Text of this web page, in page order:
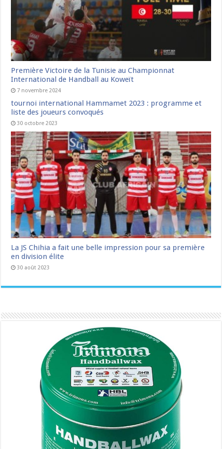
Première Victoire de la Tunisie au Championnat
International de Handball au Koweït
7 novembre 2024
tournoi international Hammamet 2023 : programme et
liste des joueurs convoqués
30 octobre 2023
La JS Chihia a fait une belle impression pour sa première
en division élite
30 août 2023